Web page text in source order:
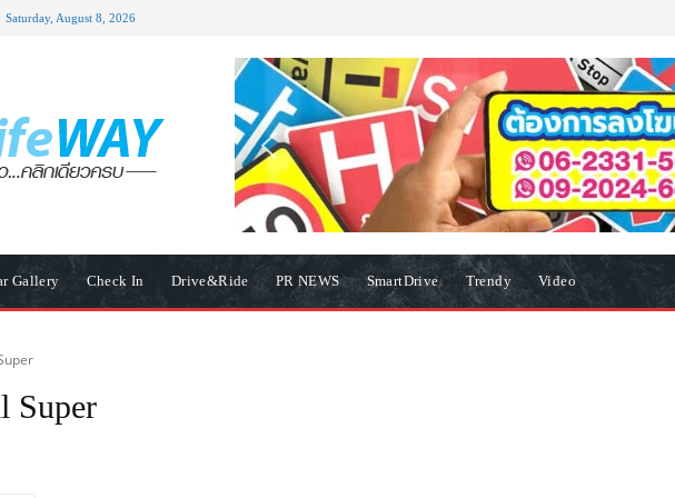
Saturday, August 8, 2026
Gallery Check In Drive&Ride PR NEWS SmartDrive Trendy Video
Super